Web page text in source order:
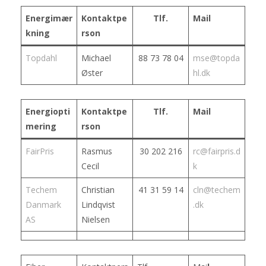
Energimær
kning
Kontaktpe
rson
Tlf. Mail
Topdahl
Michael
Øster
88 73 78 04
mse@topda
hl.dk
Energiopti
mering
Kontaktpe
rson
Tlf. Mail
FairPris
Rasmus
Cecil
30 202 216
rc@fairpris.d
k
Techem
Danmark
AS
Christian
Lindqvist
Nielsen
41 31 59 14
cln@techem
.dk